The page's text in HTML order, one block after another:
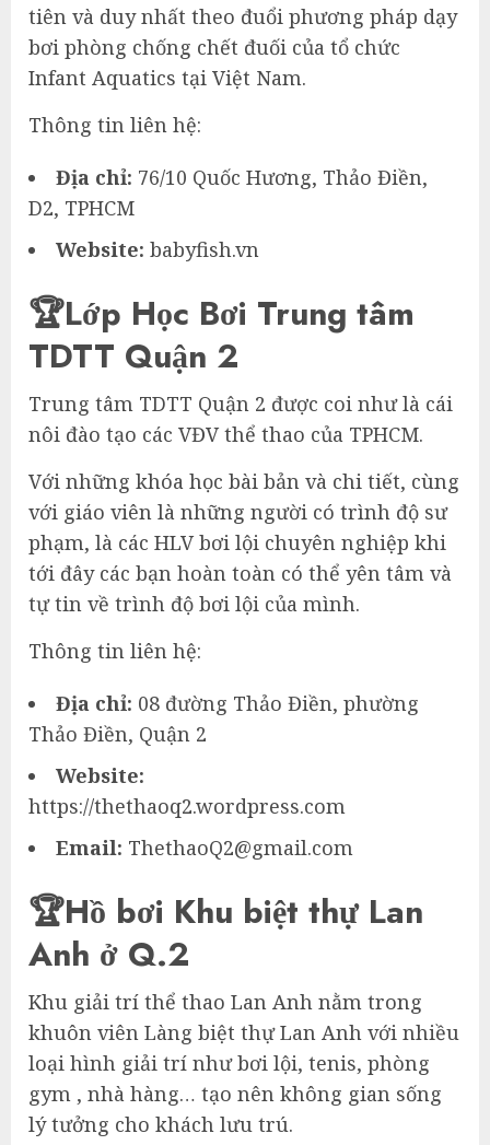
tiên và duy nhất theo đuổi phương pháp dạy
bơi phòng chống chết đuối của tổ chức
Infant Aquatics tại Việt Nam.
Thông tin liên hệ:
Địa chỉ: 76/10 Quốc Hương, Thảo Điền,
D2, TPHCM
Website: babyfish.vn
🏆Lớp Học Bơi Trung tâm
TDTT Quận 2
Trung tâm TDTT Quận 2 được coi như là cái
nôi đào tạo các VĐV thể thao của TPHCM.
Với những khóa học bài bản và chi tiết, cùng
với giáo viên là những người có trình độ sư
phạm, là các HLV bơi lội chuyên nghiệp khi
tới đây các bạn hoàn toàn có thể yên tâm và
tự tin về trình độ bơi lội của mình.
Thông tin liên hệ:
Địa chỉ: 08 đường Thảo Điền, phường
Thảo Điền, Quận 2
Website:
https://thethaoq2.wordpress.com
Email: ThethaoQ2@gmail.com
🏆Hồ bơi Khu biệt thự Lan
Anh ở Q.2
Khu giải trí thể thao Lan Anh nằm trong
khuôn viên Làng biệt thự Lan Anh với nhiều
loại hình giải trí như bơi lội, tenis, phòng
gym , nhà hàng… tạo nên không gian sống
lý tưởng cho khách lưu trú.